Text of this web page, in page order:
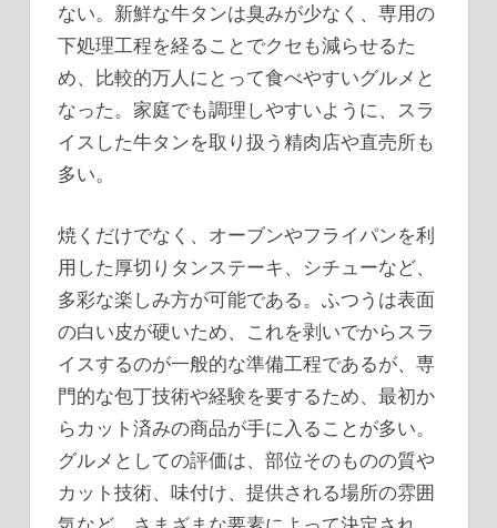
ない。新鮮な牛タンは臭みが少なく、専用の
下処理工程を経ることでクセも減らせるた
め、比較的万人にとって食べやすいグルメと
なった。家庭でも調理しやすいように、スラ
イスした牛タンを取り扱う精肉店や直売所も
多い。
焼くだけでなく、オーブンやフライパンを利
用した厚切りタンステーキ、シチューなど、
多彩な楽しみ方が可能である。ふつうは表面
の白い皮が硬いため、これを剥いでからスラ
イスするのが一般的な準備工程であるが、専
門的な包丁技術や経験を要するため、最初か
らカット済みの商品が手に入ることが多い。
グルメとしての評価は、部位そのものの質や
カット技術、味付け、提供される場所の雰囲